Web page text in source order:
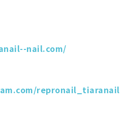
nail.com/
repronail_tiaranail